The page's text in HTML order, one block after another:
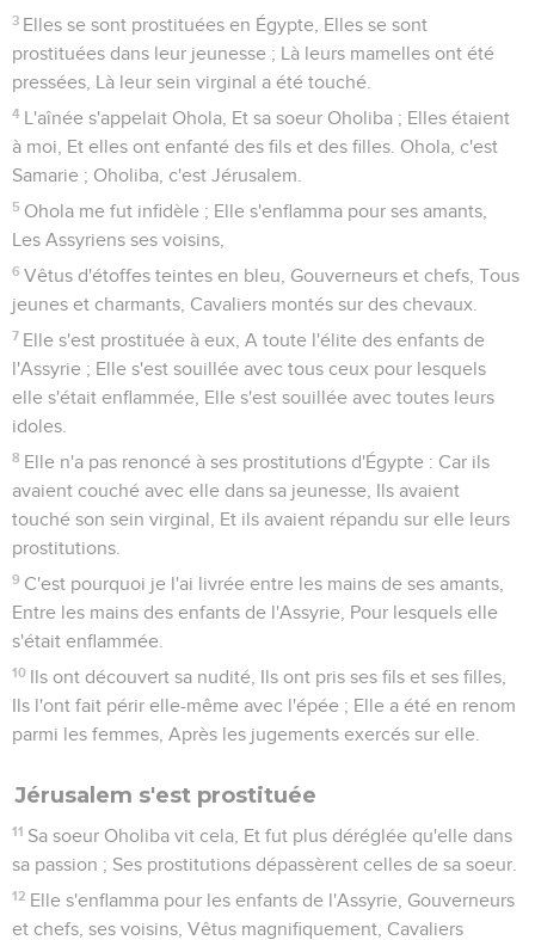
3 Elles se sont prostituées en Égypte, Elles se sont
prostituées dans leur jeunesse ; Là leurs mamelles ont été
pressées, Là leur sein virginal a été touché.
4 L'aînée s'appelait Ohola, Et sa soeur Oholiba ; Elles étaient
à moi, Et elles ont enfanté des fils et des filles. Ohola, c'est
Samarie ; Oholiba, c'est Jérusalem.
5 Ohola me fut infidèle ; Elle s'enflamma pour ses amants,
Les Assyriens ses voisins,
6 Vêtus d'étoffes teintes en bleu, Gouverneurs et chefs, Tous
jeunes et charmants, Cavaliers montés sur des chevaux.
7 Elle s'est prostituée à eux, A toute l'élite des enfants de
l'Assyrie ; Elle s'est souillée avec tous ceux pour lesquels
elle s'était enflammée, Elle s'est souillée avec toutes leurs
idoles.
8 Elle n'a pas renoncé à ses prostitutions d'Égypte : Car ils
avaient couché avec elle dans sa jeunesse, Ils avaient
touché son sein virginal, Et ils avaient répandu sur elle leurs
prostitutions.
9 C'est pourquoi je l'ai livrée entre les mains de ses amants,
Entre les mains des enfants de l'Assyrie, Pour lesquels elle
s'était enflammée.
10 Ils ont découvert sa nudité, Ils ont pris ses fils et ses filles,
Ils l'ont fait périr elle-même avec l'épée ; Elle a été en renom
parmi les femmes, Après les jugements exercés sur elle.
Jérusalem s'est prostituée
11 Sa soeur Oholiba vit cela, Et fut plus déréglée qu'elle dans
sa passion ; Ses prostitutions dépassèrent celles de sa soeur.
12 Elle s'enflamma pour les enfants de l'Assyrie, Gouverneurs
et chefs, ses voisins, Vêtus magnifiquement, Cavaliers